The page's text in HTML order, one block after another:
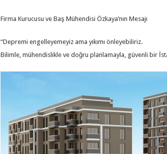
Firma Kurucusu ve Baş Mühendisi Özkaya’nın Mesajı
“Depremi engelleyemeyiz ama yıkımı önleyebiliriz.
Bilimle, mühendislikle ve doğru planlamayla, güvenli bir